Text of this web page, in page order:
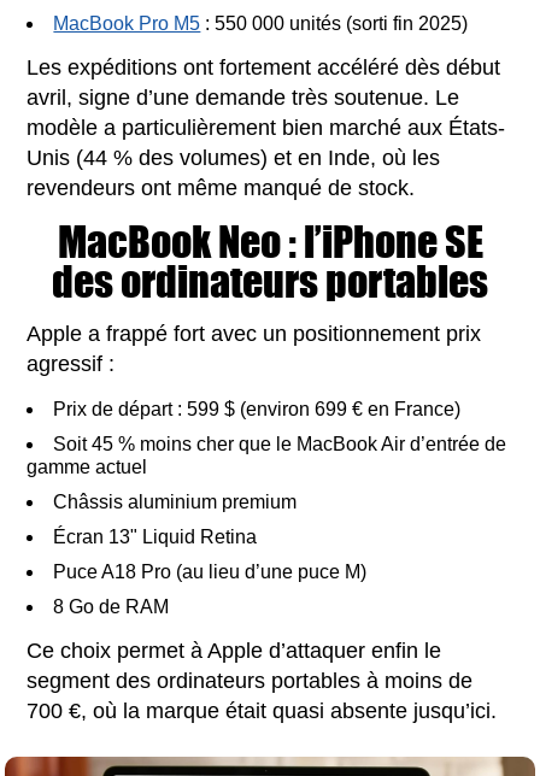
MacBook Pro M5 : 550 000 unités (sorti fin 2025)
Les expéditions ont fortement accéléré dès début
avril, signe d’une demande très soutenue. Le
modèle a particulièrement bien marché aux États-
Unis (44 % des volumes) et en Inde, où les
revendeurs ont même manqué de stock.
MacBook Neo : l’iPhone SE
des ordinateurs portables
Apple a frappé fort avec un positionnement prix
agressif :
Prix de départ : 599 $ (environ 699 € en France)
Soit 45 % moins cher que le MacBook Air d’entrée de
gamme actuel
Châssis aluminium premium
Écran 13" Liquid Retina
Puce A18 Pro (au lieu d’une puce M)
8 Go de RAM
Ce choix permet à Apple d’attaquer enfin le
segment des ordinateurs portables à moins de
700 €, où la marque était quasi absente jusqu’ici.